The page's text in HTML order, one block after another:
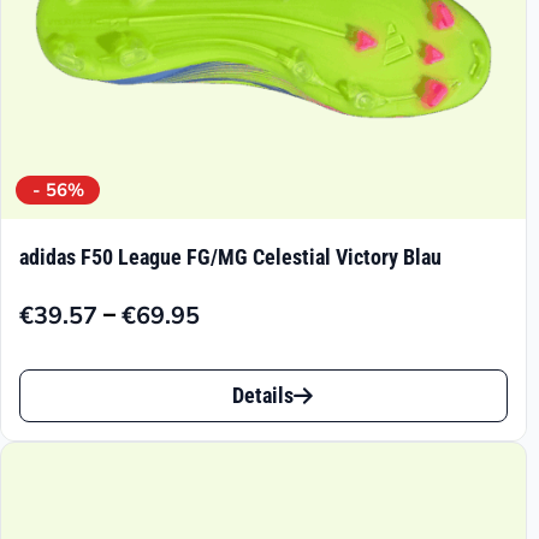
gewählt
werden
- 56%
adidas F50 League FG/MG Celestial Victory Blau
€39.57 –€69.95
Preisspanne:
€69.95
Dieses
Produkt
Details